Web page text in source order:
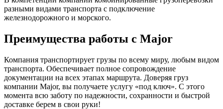
разными видами транспорта с подключение
железнодорожного и морского.
Преимущества работы с Major
Компания транспортирует грузы по всему миру, любым видом
транспорта. Обеспечивает полное сопровождение
документации на всех этапах маршрута. Доверяя груз
компании Major, вы получаете услугу «под ключ». С этого
момента всю заботу по надежности, сохранности и быстрой
доставке берем в свои руки!